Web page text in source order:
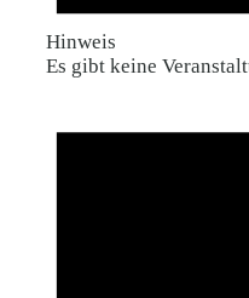
Hinweis
Es gibt keine